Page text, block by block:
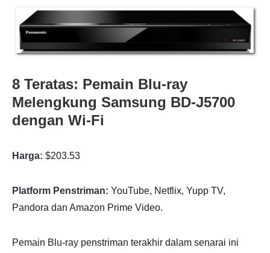
8 Teratas: Pemain Blu-ray
Melengkung Samsung BD-J5700
dengan Wi-Fi
Harga: $203.53
Platform Penstriman: YouTube, Netflix, Yupp TV,
Pandora dan Amazon Prime Video.
Pemain Blu-ray penstriman terakhir dalam senarai ini